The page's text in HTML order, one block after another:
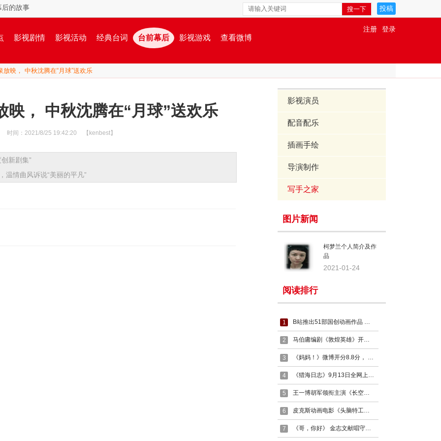
后的故事 投稿
影视剧情 影视活动 经典台词 台前幕后 影视游戏 查看微博
登录
注册
映， 中秋沈腾在“月球”送欢乐
映， 中秋沈腾在“月球”送欢乐
时间：2021/8/25 19:42:20 【kenbest】
新剧集”
温情曲风诉说“美丽的平凡”
影视演员
配音配乐
插画手绘
导演制作
写手之家
图片新闻
柯梦兰个人简介及作
品
2021-01-24
阅读排行
1 B站推出51部国创动画作品 扶持更多国产动画创作者
2 马伯庸编剧《敦煌英雄》开机，曹盾马伯庸联手战银幕
3 《妈妈！》微博开分8.8分， 吴彦姝读无字信让人泪崩
4 《猎海日志》9月13日全网上线， 陈小春出征猎海探墓寻宝
5 王一博胡军领衔主演《长空之王》，影片聚焦中国新时代空军试飞员
6 皮克斯动画电影《头脑特工队》将拍摄续集， 五种情绪拟人化
7 《哥，你好》 金志文献唱守护动人亲情，温情曲风诉说“美丽的平凡”